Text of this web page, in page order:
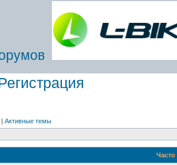
| Активные темы